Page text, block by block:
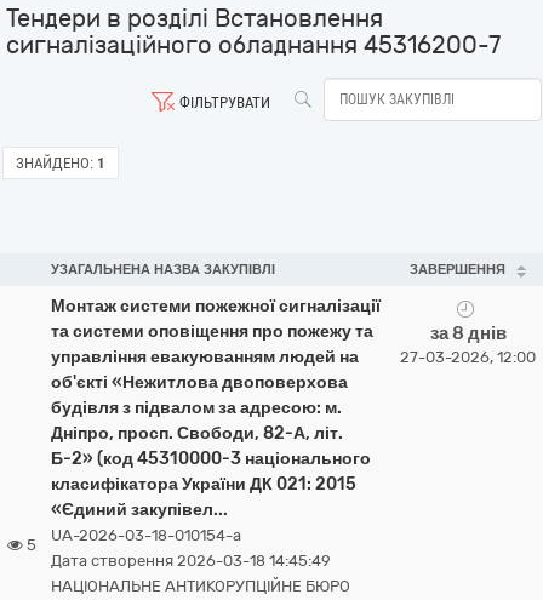
Тендери в розділі Встановлення
сигналізаційного обладнання 45316200-7
ФІЛЬТРУВАТИ
ЗНАЙДЕНО: 1
УЗАГАЛЬНЕНА НАЗВА ЗАКУПІВЛІ ЗАВЕРШЕННЯ
5
Монтаж системи пожежної сигналізації
та системи оповіщення про пожежу та
управління евакуюванням людей на
об'єкті «Нежитлова двоповерхова
будівля з підвалом за адресою: м.
Дніпро, просп. Свободи, 82-А, літ.
Б-2» (код 45310000-3 національного
класифікатора України ДК 021: 2015
«Єдиний закупівел...
UA-2026-03-18-010154-a
Дата створення 2026-03-18 14:45:49
НАЦІОНАЛЬНЕ АНТИКОРУПЦІЙНЕ БЮРО
за 8 днів
27-03-2026, 12:00